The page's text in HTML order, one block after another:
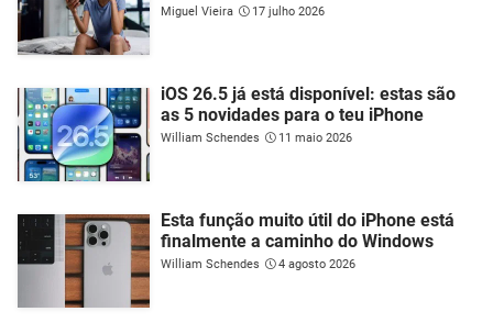
Miguel Vieira 17 julho 2026
iOS 26.5 já está disponível: estas são
as 5 novidades para o teu iPhone
William Schendes 11 maio 2026
Esta função muito útil do iPhone está
finalmente a caminho do Windows
William Schendes 4 agosto 2026